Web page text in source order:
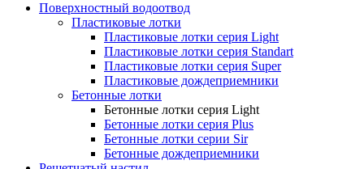
Поверхностный водоотвод
Пластиковые лотки
Пластиковые лотки серия Light
Пластиковые лотки серия Standart
Пластиковые лотки серия Super
Пластиковые дождеприемники
Бетонные лотки
Бетонные лотки серия Light
Бетонные лотки серия Plus
Бетонные лотки серии Sir
Бетонные дождеприемники